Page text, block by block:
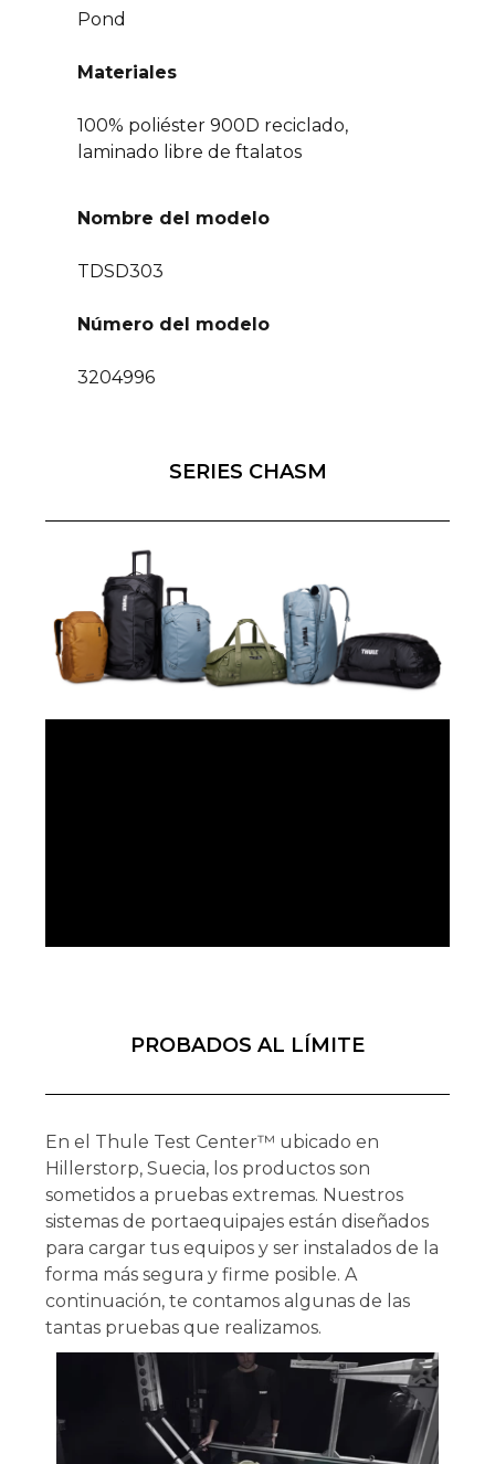
Pond
Materiales
100% poliéster 900D reciclado,
laminado libre de ftalatos
Nombre del modelo
TDSD303
Número del modelo
3204996
SERIES CHASM
PROBADOS AL LÍMITE
En el Thule Test Center™ ubicado en
Hillerstorp, Suecia, los productos son
sometidos a pruebas extremas. Nuestros
sistemas de portaequipajes están diseñados
para cargar tus equipos y ser instalados de la
forma más segura y firme posible. A
continuación, te contamos algunas de las
tantas pruebas que realizamos.